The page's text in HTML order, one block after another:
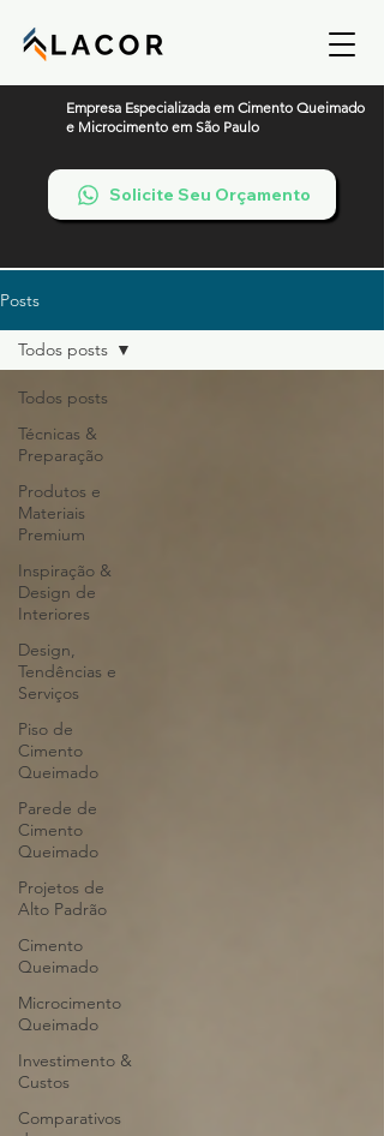
Empresa Especializada em Cimento Queimado
e Microcimento em São Paulo
Solicite Seu Orçamento
Posts
Todos posts
Técnicas &
Preparação
Produtos e
Materiais
Premium
Inspiração &
Design de
Interiores
Design,
Tendências e
Serviços
Piso de
Cimento
Queimado
Parede de
Cimento
Queimado
Projetos de
Alto Padrão
Cimento
Queimado
Microcimento
Queimado
Investimento &
Custos
Comparativos
Todos posts